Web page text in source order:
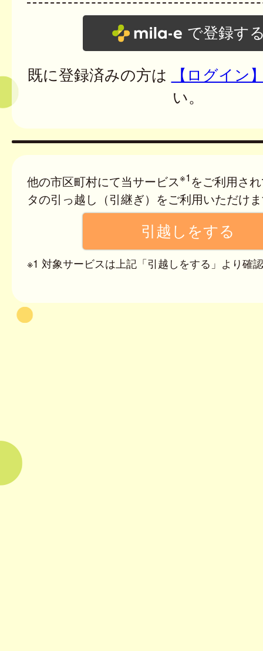
で登録す
既に登録済みの方は
【ログイン
い。
他の市区町村にて当サービス※1 をご利用さ
タの引っ越し（引継ぎ）をご利用いただけ
※1 対象サービスは上記「引越しをする」より確